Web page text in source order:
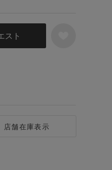
スト
店舗在庫表示